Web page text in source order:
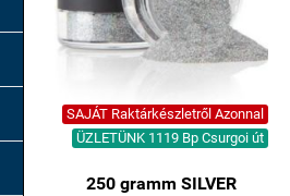
SAJÁT Raktárkészletről Azonnal
ÜZLETÜNK 1119 Bp Csurgoi út
250 gramm SILVER